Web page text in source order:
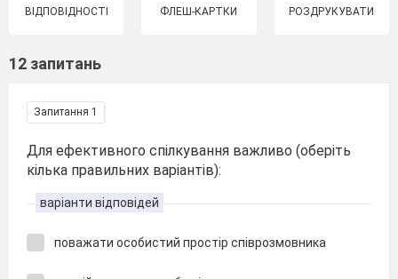
ВІДПОВІДНОСТІ ФЛЕШ-КАРТКИ РОЗДРУКУВАТИ
12 запитань
Запитання 1
Для ефективного спілкування важливо (оберіть
кілька правильних варіантів):
варіанти відповідей
поважати особистий простір співрозмовника